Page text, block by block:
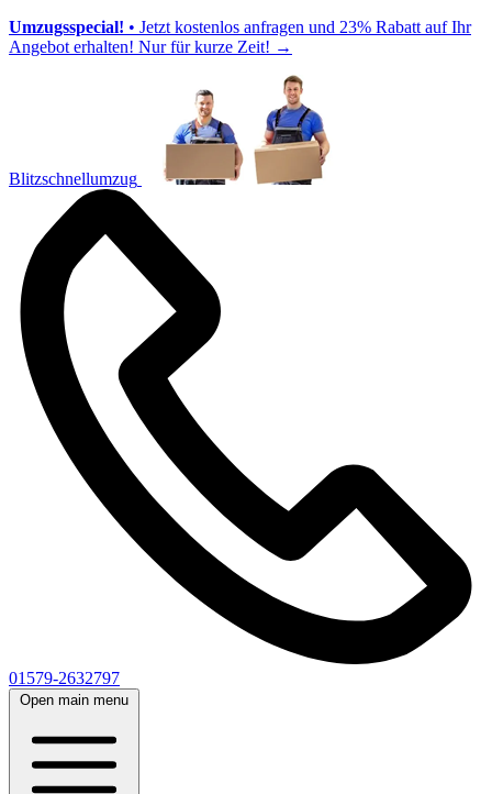
Umzugsspecial! • Jetzt kostenlos anfragen und 23% Rabatt auf Ihr
Angebot erhalten! Nur für kurze Zeit! →
Blitzschnellumzug
01579-2632797
Open main menu